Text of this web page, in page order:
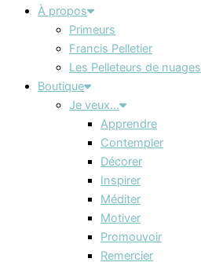
À propos
Primeurs
Francis Pelletier
Les Pelleteurs de nuages
Boutique
Je veux…
Apprendre
Contempler
Décorer
Inspirer
Méditer
Motiver
Promouvoir
Remercier